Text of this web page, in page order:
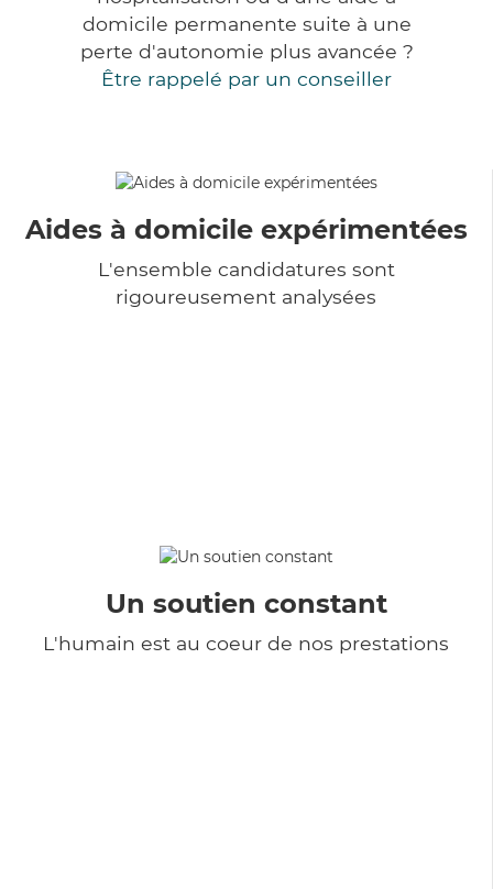
domicile permanente suite à une
perte d'autonomie plus avancée ?
Être rappelé par un conseiller
Aides à domicile expérimentées
L'ensemble candidatures sont
rigoureusement analysées
Un soutien constant
L'humain est au coeur de nos prestations